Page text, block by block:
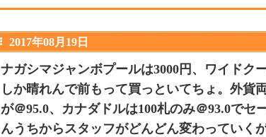
2017年08月19日
ナガシマジャンボプールは3000円、ワイドク
しか晴れんで前もって買っといてちょ。外貨
が＠95.0、カナダドルは100札のみ＠93.0で
んうちからスタッフがどんどん変わっていく